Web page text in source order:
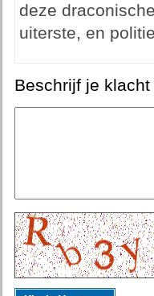
deze
uiterste, en
Beschrijf je